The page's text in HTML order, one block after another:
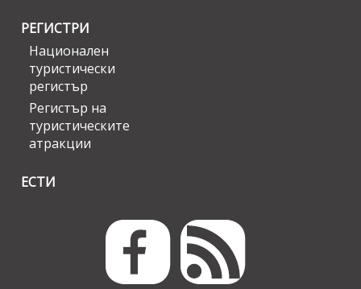
РЕГИСТРИ
Национален
туристически
регистър
Регистър на
туристическите
атракции
ЕСТИ